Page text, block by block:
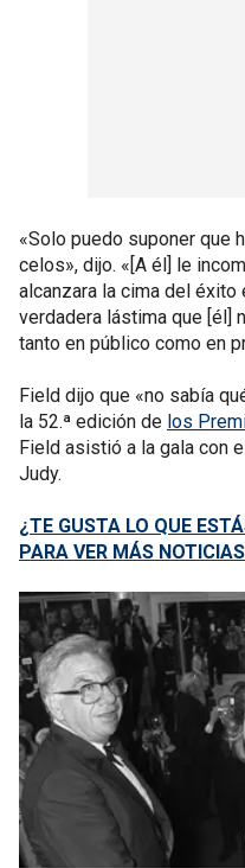
«Solo puedo suponer que
celos», dijo. «[A él] le
alcanzara la cima del éxito
verdadera lástima que [él]
tanto en público como en
Field dijo que «no sabía
la 52.ª edición de los
Field asistió a la gala con
Judy.
¿TE GUSTA LO QUE
PARA VER MÁS